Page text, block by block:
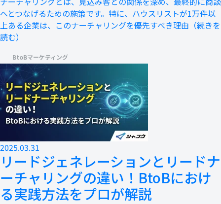
へとつなげるための施策です。特に、ハウスリストが1万件以
上ある企業は、このナーチャリングを優先すべき理由 （続きを
読む）
BtoBマーケティング
2025.03.31
リードジェネレーションとリードナ
ーチャリングの違い！BtoBにおけ
る実践方法をプロが解説